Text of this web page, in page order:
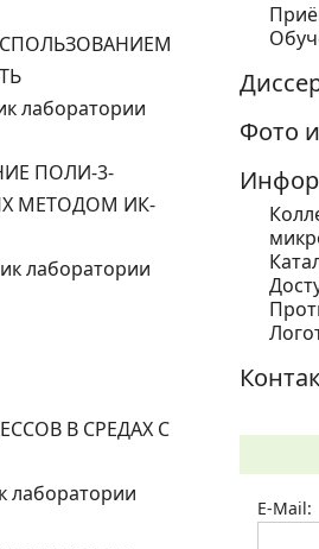
лаборатории
ПОЛИ-3-
МЕТОДОМ ИК-
лаборатории
В СРЕДАХ С
лаборатории
Фото
E-Mail: